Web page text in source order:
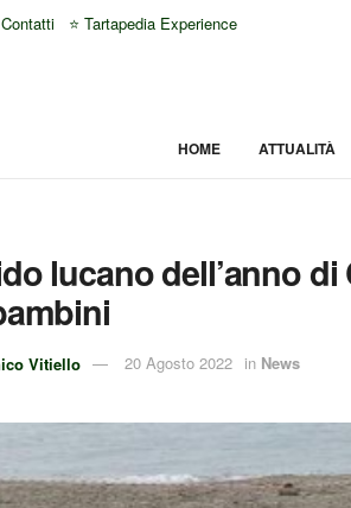
⭐ Tartapedia Experience
HOME ATTUALITÀ
lucano dell’anno
Vitiello 20 Agosto 2022 in News